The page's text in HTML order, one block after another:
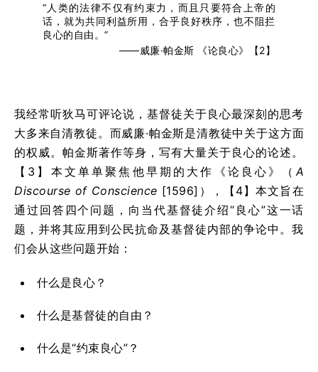
“人类的法律不仅有约束力，而且只要符合上帝的
话，就为共同利益所用，合乎良好秩序，也不阻拦
良心的自由。”
——威廉·帕金斯 《论良心》【2】
我经常听狄马可评论说，基督徒关于良心最深刻的思考
大多来自清教徒。而威廉·帕金斯是清教徒中关于这方面
的权威。帕金斯著作等身，写有大量关于良心的论述。
【3】本文单单聚焦他早期的大作《论良心》（ A
Discourse of Conscience [1596]），【4】本文旨在
通过回答四个问题，向当代基督徒介绍“良心”这一话
题，并将其应用到公民抗命及基督徒内部的争论中。我
们会从这些问题开始：
什么是良心？
什么是基督徒的自由？
什么是“约束良心”？